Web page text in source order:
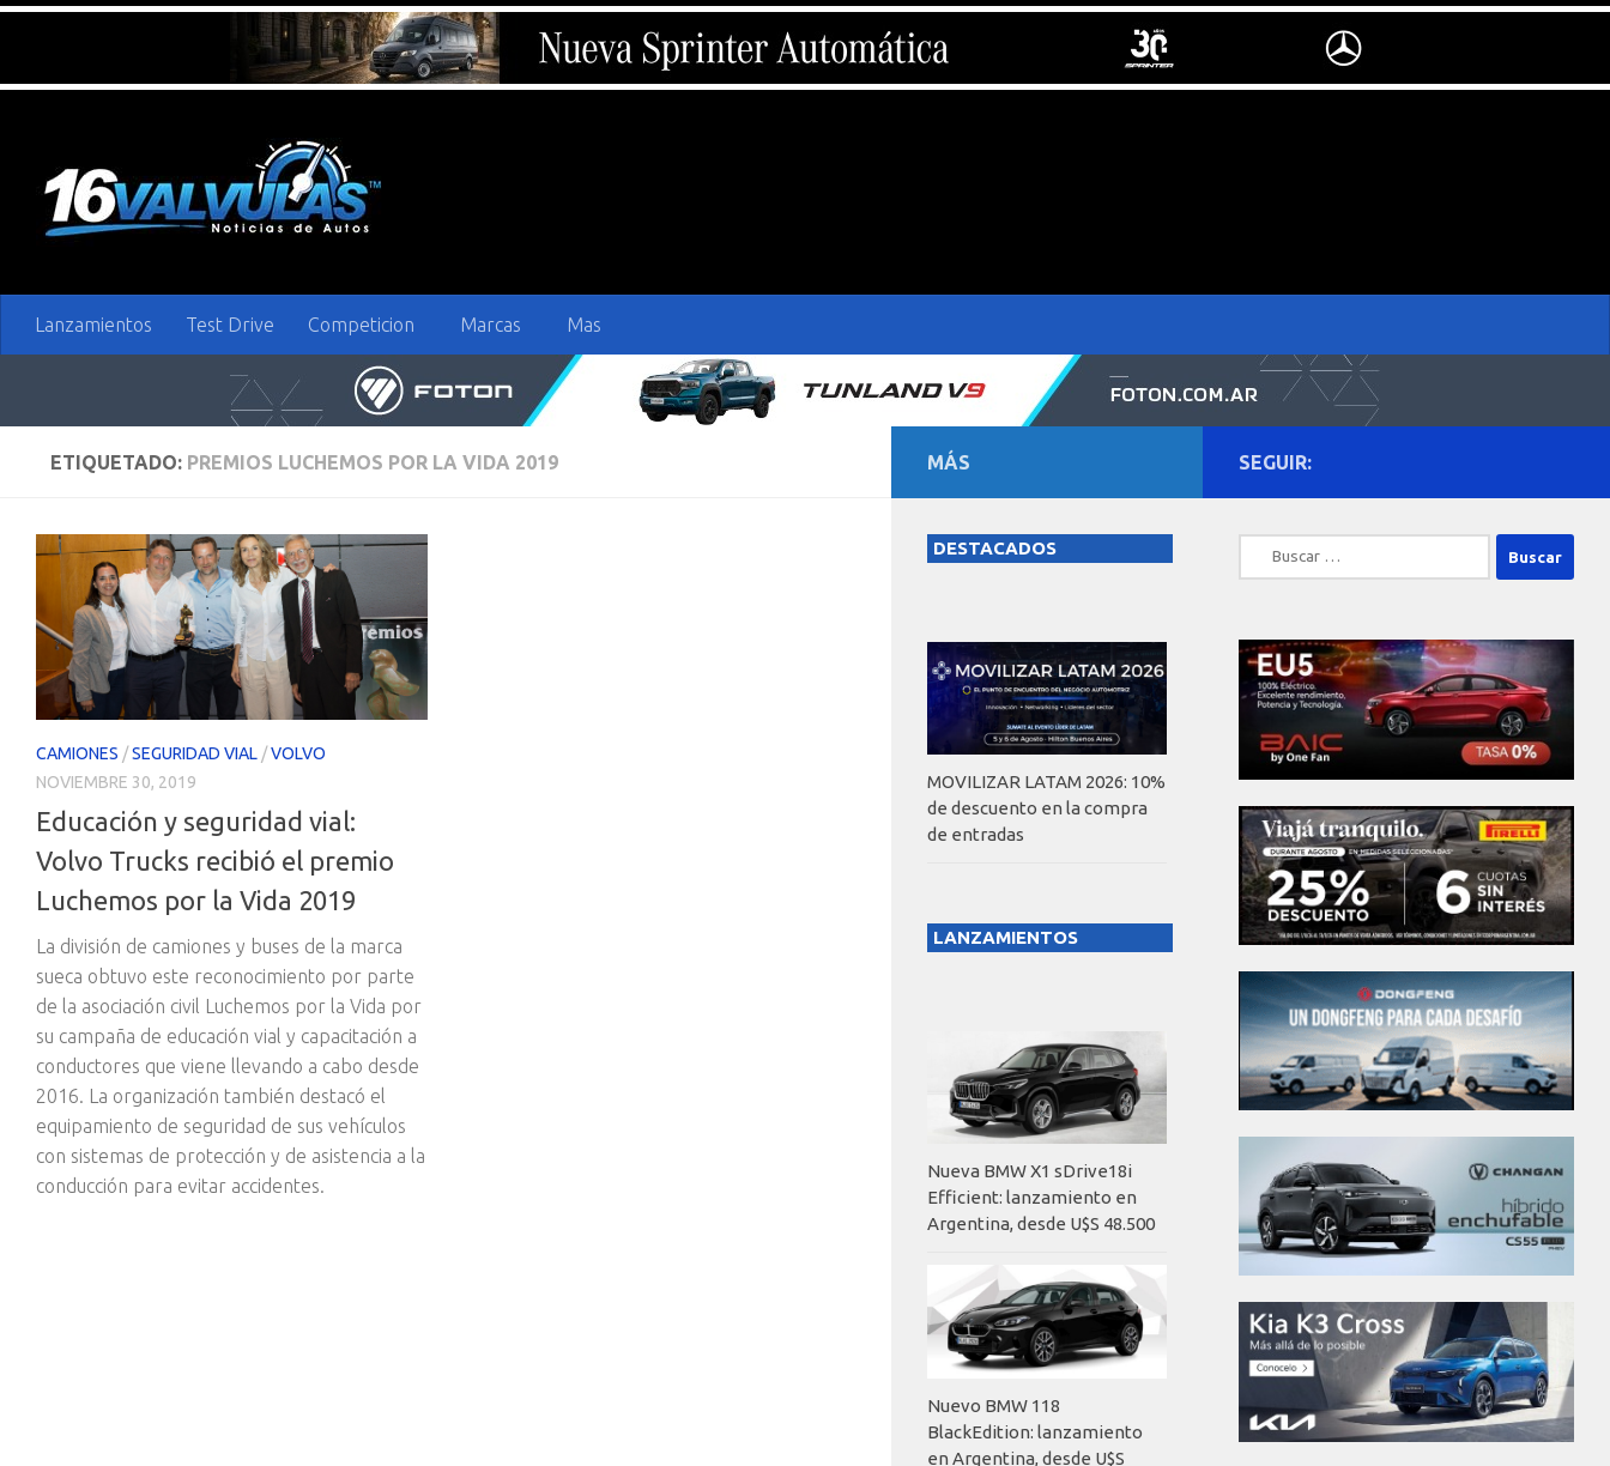
Lanzamientos Test Drive Competicion Marcas Mas
ETIQUETADO: PREMIOS LUCHEMOS POR LA VIDA 2019
CAMIONES /SEGURIDAD VIAL /VOLVO
NOVIEMBRE 30, 2019
Educación y seguridad vial:
Volvo Trucks recibió el premio
Luchemos por la Vida 2019
La división de camiones y buses de la marca
sueca obtuvo este reconocimiento por parte
de la asociación civil Luchemos por la Vida por
su campaña de educación vial y capacitación a
conductores que viene llevando a cabo desde
2016. La organización también destacó el
equipamiento de seguridad de sus vehículos
con sistemas de protección y de asistencia a la
conducción para evitar accidentes.
SEGUIR:
Buscar:
MÁS
DESTACADOS
MOVILIZAR LATAM 2026: 10%
de descuento en la compra
de entradas
LANZAMIENTOS
Nueva BMW X1 sDrive18i
Efficient: lanzamiento en
Argentina, desde U$S 48.500
Nuevo BMW 118
BlackEdition: lanzamiento
en Argentina, desde U$S